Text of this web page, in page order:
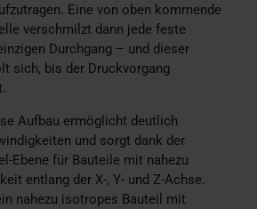
Eine von oben kommende
verschmilzt dann jede feste
Durchgang – und dieser
sich, bis der Druckvorgang
Aufbau ermöglicht deutlich
und sorgt dank der
Ebene für Bauteile mit nahezu
entlang der X-, Y- und Z-Achse.
nahezu isotropes Bauteil mit